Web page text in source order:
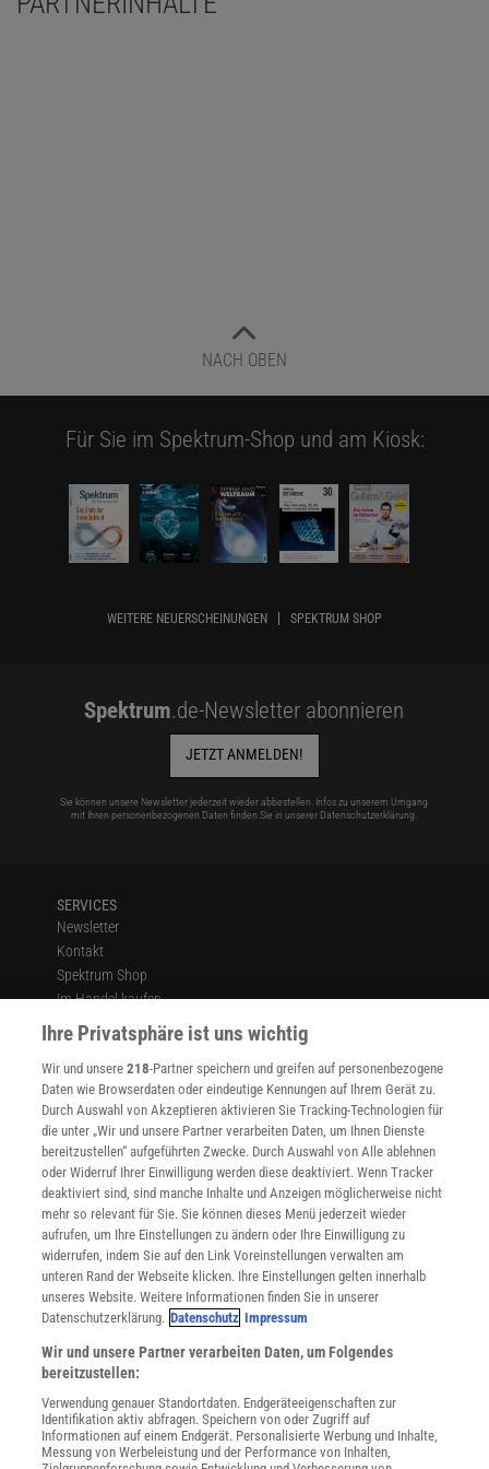
NACH OBEN
Für Sie im Spektrum-Shop und am Kiosk:
WEITERE NEUERSCHEINUNGEN SPEKTRUM SHOP
Spektrum.de-Newsletter abonnieren
JETZT ANMELDEN!
Sie können unsere Newsletter jederzeit wieder abbestellen. Infos zu unserem Umgang
mit Ihren personenbezogenen Daten finden Sie in unserer Datenschutzerklärung
SERVICES
Newsletter
Kontakt
Spektrum Shop
Im Handel kaufen
Presse
Verträge kündigen
Widerruf
INFO
Mediadaten
Datenschutz
Nutzungsbedingungen
Cookie-Einstellungen
Utiq verwalten
Nutzungsbasierte Onlinewerbung
Alle Artikel
Impressum
Angebote für Schulen
Angebote für Institutionen
Sprachen lernen mit Gymglish
Lexika
Für Spektrum schreiben
Ihre Privatsphäre ist uns wichtig
Wir und unsere218-Partner speichern und greifen auf personenbezogene
Daten wie Browserdaten oder eindeutige Kennungen auf Ihrem Gerät zu.
Durch Auswahl von Akzeptieren aktivieren Sie Tracking-Technologien für
die unter „Wir und unsere Partner verarbeiten Daten, um Ihnen Dienste
bereitzustellen“ aufgeführten Zwecke. Durch Auswahl von Alle ablehnen
oder Widerruf Ihrer Einwilligung werden diese deaktiviert. Wenn Tracker
deaktiviert sind, sind manche Inhalte und Anzeigen möglicherweise nicht
mehr so relevant für Sie. Sie können dieses Menü jederzeit wieder
aufrufen, um Ihre Einstellungen zu ändern oder Ihre Einwilligung zu
widerrufen, indem Sie auf den Link Voreinstellungen verwalten am
unteren Rand der Webseite klicken. Ihre Einstellungen gelten innerhalb
unseres Website. Weitere Informationen finden Sie in unserer
Datenschutzerklärung. Datenschutz Impressum
Wir und unsere Partner verarbeiten Daten, um Folgendes
bereitzustellen:
Verwendung genauer Standortdaten. Endgeräteeigenschaften zur
Identifikation aktiv abfragen. Speichern von oder Zugriff auf
Informationen auf einem Endgerät. Personalisierte Werbung und Inhalte,
Messung von Werbeleistung und der Performance von Inhalten,